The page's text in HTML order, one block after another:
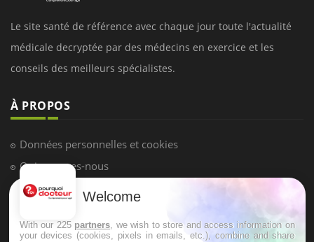
Le site santé de référence avec chaque jour toute l'actualité
médicale decryptée par des médecins en exercice et les
conseils des meilleurs spécialistes.
À PROPOS
Données personnelles et cookies
Qui sommes-nous
Conditions d'utilisation
Mentions Légales
Welcome
With our 225 partners , we wish to store and access information on
your devices (cookies, pixels in emails, etc.), combine and share